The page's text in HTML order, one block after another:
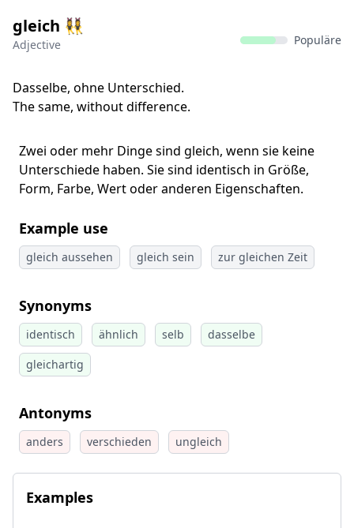
gleich 👯‍♀
Adjective Populäre
Dasselbe, ohne Unterschied.
The same, without difference.
Zwei oder mehr Dinge sind gleich, wenn sie keine
Unterschiede haben. Sie sind identisch in Größe,
Form, Farbe, Wert oder anderen Eigenschaften.
Example use
gleich aussehen gleich sein zur gleichen Zeit
Synonyms
identisch ähnlich selb
dasselbe
gleichartig
Antonyms
anders verschieden ungleich
Examples